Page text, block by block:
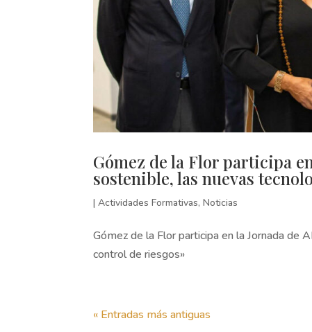
Gómez de la Flor participa
sostenible, las nuevas
|Actividades Formativas,Noticias
Gómez de la Flor participa en la Jornada de
control de riesgos»
« Entradas más antiguas